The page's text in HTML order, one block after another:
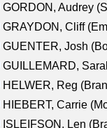
GORDON, Audrey
GRAYDON, Cliff
GUENTER, Josh
GUILLEMARD,
HELWER, Reg
HIEBERT, Carrie
ISLEIFSON, Len